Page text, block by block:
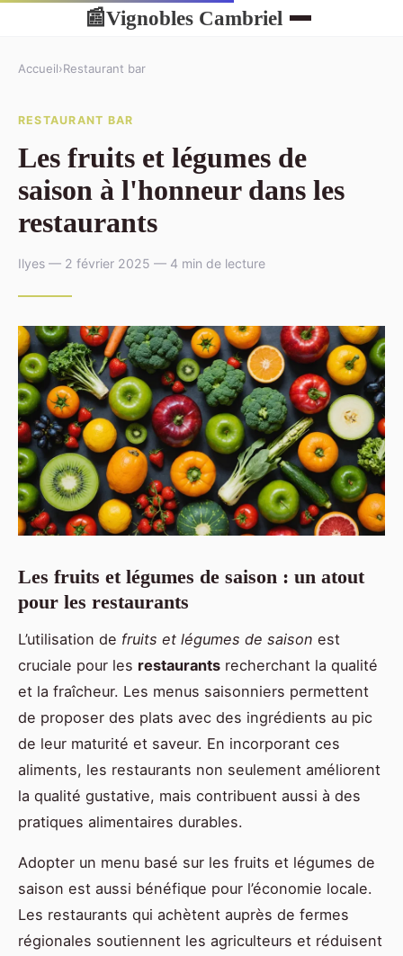
📰Vignobles Cambriel
Accueil›Restaurant bar
RESTAURANT BAR
Les fruits et légumes de
saison à l'honneur dans les
restaurants
Ilyes — 2 février 2025 — 4 min de lecture
Les fruits et légumes de saison : un atout
pour les restaurants
L’utilisation de fruits et légumes de saison est
cruciale pour les restaurants recherchant la qualité
et la fraîcheur. Les menus saisonniers permettent
de proposer des plats avec des ingrédients au pic
de leur maturité et saveur. En incorporant ces
aliments, les restaurants non seulement améliorent
la qualité gustative, mais contribuent aussi à des
pratiques alimentaires durables.
Adopter un menu basé sur les fruits et légumes de
saison est aussi bénéfique pour l’économie locale.
Les restaurants qui achètent auprès de fermes
régionales soutiennent les agriculteurs et réduisent